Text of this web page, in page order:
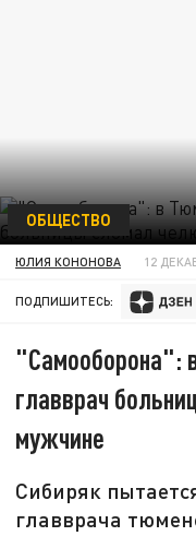
ОБЩЕСТВО
ЮЛИЯ КОНОНОВА 12
ПОДПИШИТЕСЬ:
"Самооборона":
главврач
мужчине
Сибиряк
главврача